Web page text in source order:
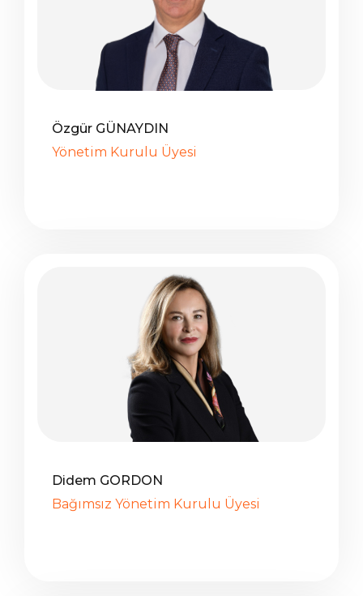
Özgür GÜNAYDIN
Yönetim Kurulu Üyesi
Didem GORDON
Bağımsız Yönetim Kurulu Üyesi